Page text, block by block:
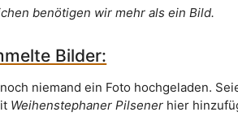
benötigen wir mehr als ein Bild.
Bilder:
niemand ein Foto hochgeladen.
Weihenstephaner Pilsener hier